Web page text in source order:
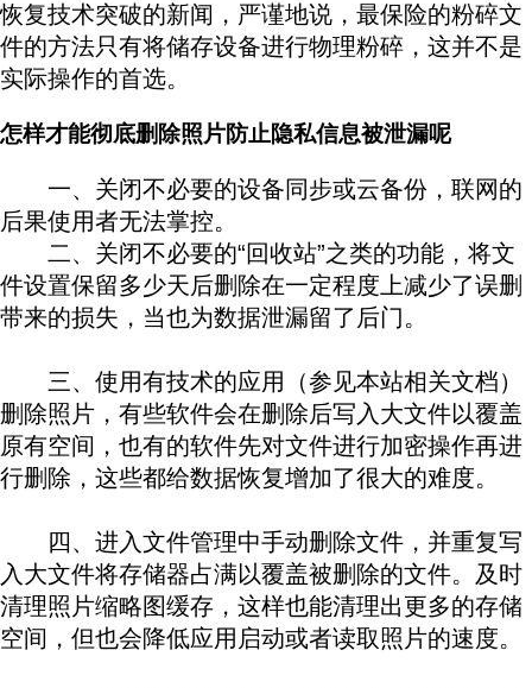
恢复技术突破的新闻，严谨地说，最保险的粉碎文
件的方法只有将储存设备进行物理粉碎，这并不是
实际操作的首选。
怎样才能彻底删除照片防止隐私信息被泄漏呢
一、关闭不必要的设备同步或云备份，联网的
后果使用者无法掌控。
二、关闭不必要的“回收站”之类的功能，将文
件设置保留多少天后删除在一定程度上减少了误删
带来的损失，当也为数据泄漏留了后门。
三、使用有技术的应用（参见本站相关文档）
删除照片，有些软件会在删除后写入大文件以覆盖
原有空间，也有的软件先对文件进行加密操作再进
行删除，这些都给数据恢复增加了很大的难度。
四、进入文件管理中手动删除文件，并重复写
入大文件将存储器占满以覆盖被删除的文件。及时
清理照片缩略图缓存，这样也能清理出更多的存储
空间，但也会降低应用启动或者读取照片的速度。